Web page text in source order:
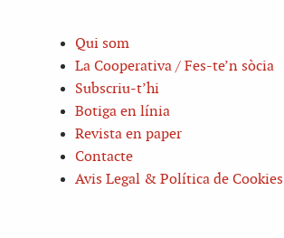
Qui som
La Cooperativa / Fes-te’n sòcia
Subscriu-t’hi
Botiga en línia
Revista en paper
Contacte
Avis Legal & Política de Cookies